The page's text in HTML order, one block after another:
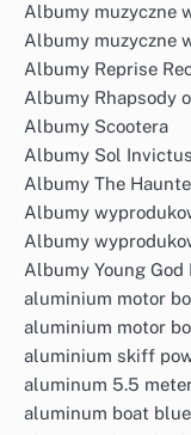
Albumy muzyczne
Albumy muzyczne
Albumy Reprise
Albumy Rhapsody
Albumy Scootera
Albumy Sol Invictus
Albumy The
Albumy
Albumy
Albumy Young God
aluminium motor
aluminium motor
aluminium skiff
aluminum 5.5
aluminum boat